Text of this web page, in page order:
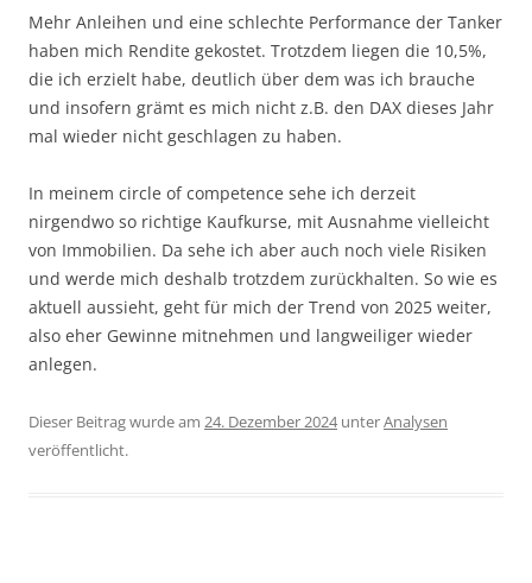
Mehr Anleihen und eine schlechte Performance der Tanker
haben mich Rendite gekostet. Trotzdem liegen die 10,5%,
die ich erzielt habe, deutlich über dem was ich brauche
und insofern grämt es mich nicht z.B. den DAX dieses Jahr
mal wieder nicht geschlagen zu haben.
In meinem circle of competence sehe ich derzeit
nirgendwo so richtige Kaufkurse, mit Ausnahme vielleicht
von Immobilien. Da sehe ich aber auch noch viele Risiken
und werde mich deshalb trotzdem zurückhalten. So wie es
aktuell aussieht, geht für mich der Trend von 2025 weiter,
also eher Gewinne mitnehmen und langweiliger wieder
anlegen.
Dieser Beitrag wurde am 24. Dezember 2024unterAnalysen
veröffentlicht.